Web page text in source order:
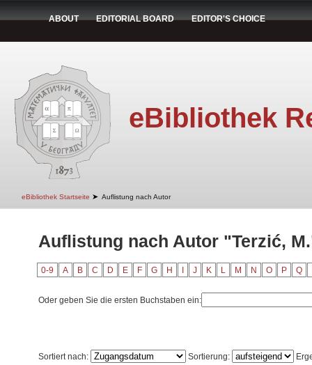
ABOUT EDITORIAL BOARD EDITOR'S CHOICE
eBibliothek
eBibliothek Startseite ➤ Auflistung nach Autor
Auflistung nach Autor "Terzić,
0-9 A B C D E F G H J K L M N O P Q
Oder geben Sie die ersten Buchstaben ein:
Sortiert nach: Sortierung: